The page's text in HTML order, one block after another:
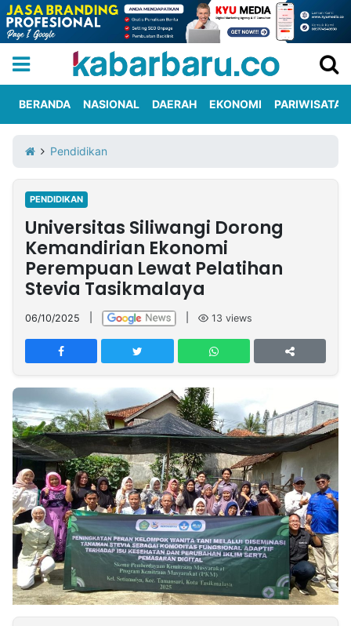
Iklan
Berita
Kami
Nasional
International
Olahraga
Entertainment
Daerah
Pariwisata
Kuliner
Kolom
Network
PT
TREETAN
MULTIMEDIA
INDONESIA
Partner
Insight
NTB
Suara
Time
Lens
IDN
Daily
Jogja
Jalan
Rakyat
Idealita
News
Kita
Notice
Radar
Baru
Seedbacklink
Follow
Kabarbaru
BERANDA NASIONAL DAERAH EKONOMI PARIWISATA
Pendidikan
PENDIDIKAN
Universitas Siliwangi Dorong
Kemandirian Ekonomi
Perempuan Lewat Pelatihan
Stevia Tasikmalaya
06/10/2025 13 views